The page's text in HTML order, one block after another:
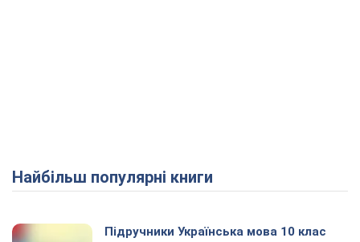
Найбільш популярні книги
Підручники Українська мова 10 клас